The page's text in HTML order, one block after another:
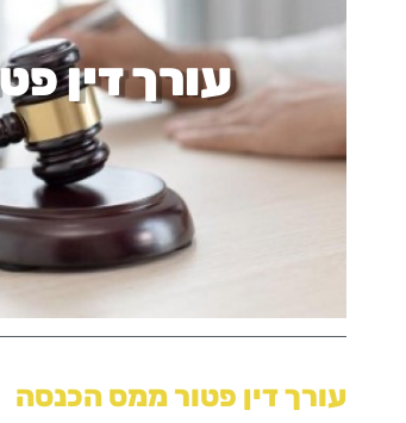
עורך דין
עורך דין פטור ממס הכנסה